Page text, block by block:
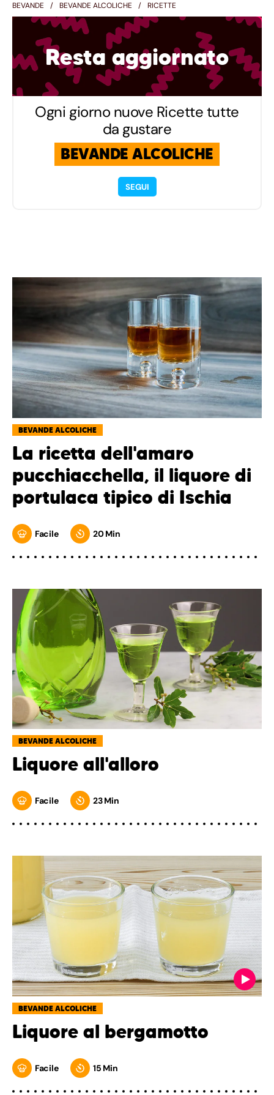
BEVANDE BEVANDE ALCOLICHE RICETTE
Resta aggiornato
Ogni giorno nuove Ricette tutte
da gustare
BEVANDE ALCOLICHE
SEGUI
BEVANDE ALCOLICHE
La ricetta dell'amaro
pucchiacchella, il liquore di
portulaca tipico di Ischia
Facile 20 Min
BEVANDE ALCOLICHE
Liquore all'alloro
Facile 23 Min
BEVANDE ALCOLICHE
Liquore al bergamotto
Facile 15 Min